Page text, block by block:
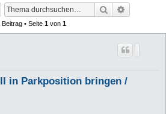
Suche
Beitrag • Seite 1 von 1
in Parkposition bringen /